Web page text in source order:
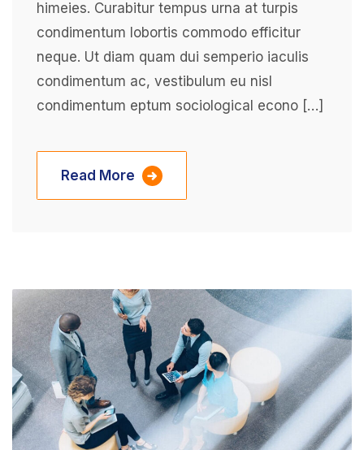
himeies. Curabitur tempus urna at turpis
condimentum lobortis commodo efficitur
neque. Ut diam quam dui semperio iaculis
condimentum ac, vestibulum eu nisl
condimentum eptum sociological econo […]
Read More